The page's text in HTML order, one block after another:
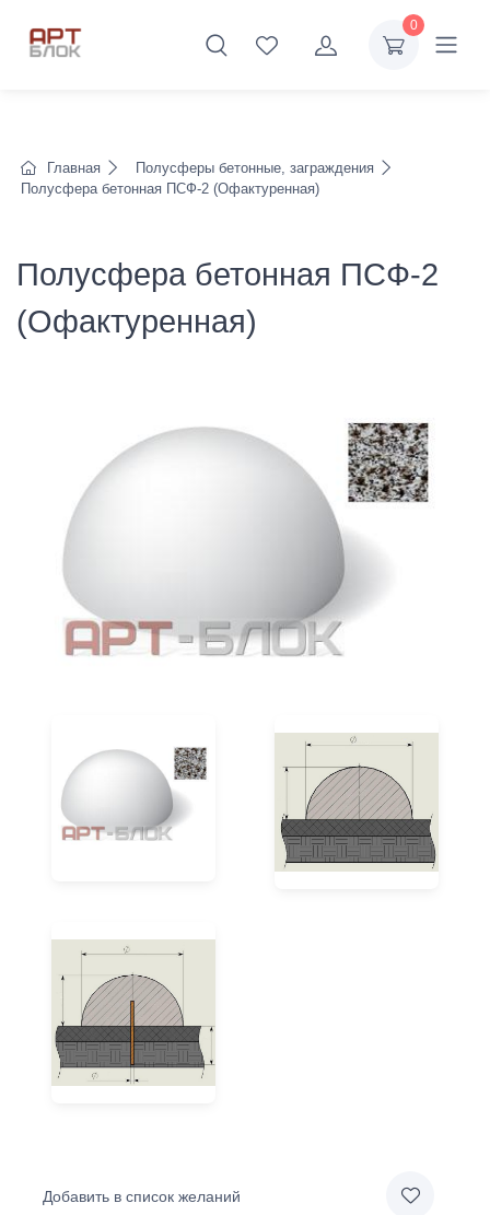
0
Главная
Полусферы бетонные, заграждения
Полусфера бетонная ПСФ-2 (Офактуренная)
Полусфера бетонная ПСФ-2
(Офактуренная)
Добавить в список желаний